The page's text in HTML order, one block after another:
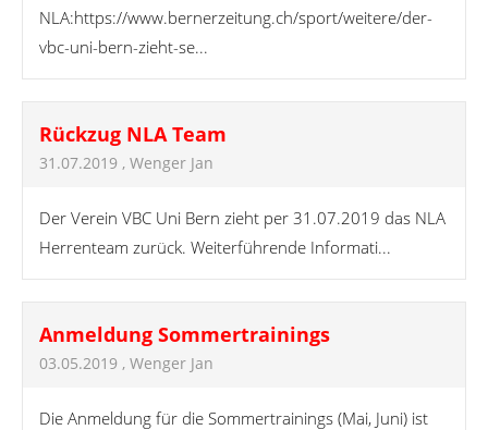
NLA:https://www.bernerzeitung.ch/sport/weitere/der-
vbc-uni-bern-zieht-se...
Rückzug NLA Team
31.07.2019 , Wenger Jan
Der Verein VBC Uni Bern zieht per 31.07.2019 das NLA
Herrenteam zurück. Weiterführende Informati...
Anmeldung Sommertrainings
03.05.2019 , Wenger Jan
Die Anmeldung für die Sommertrainings (Mai, Juni) ist